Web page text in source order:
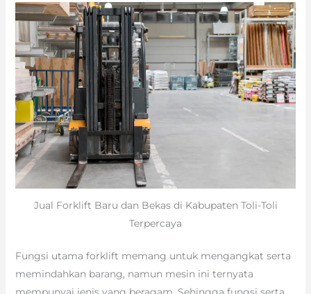
Jual Forklift Baru dan Bekas di Kabupaten Toli-Toli
Terpercaya
Fungsi utama forklift memang untuk mengangkat serta
memindahkan barang, namun mesin ini ternyata